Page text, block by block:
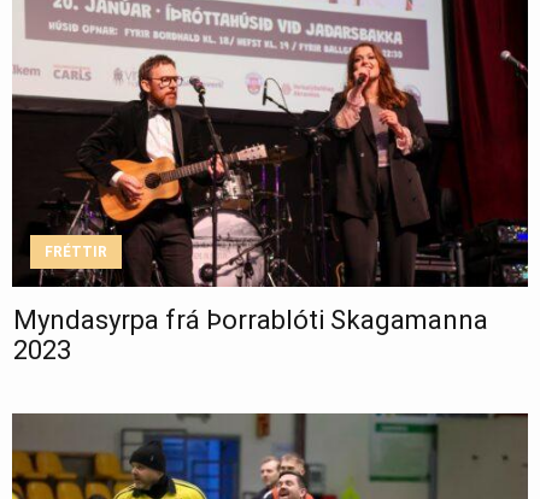
FRÉTTIR
Myndasyrpa frá Þorrablóti Skagamanna
2023